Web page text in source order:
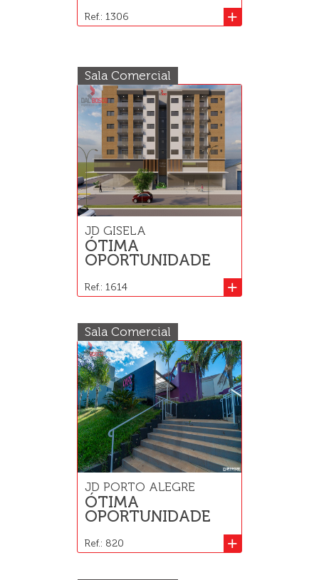
+
Ref.: 1306
Sala Comercial
JD GISELA
ÓTIMA
OPORTUNIDADE
+
Ref.: 1614
Sala Comercial
JD PORTO ALEGRE
ÓTIMA
OPORTUNIDADE
+
Ref.: 820